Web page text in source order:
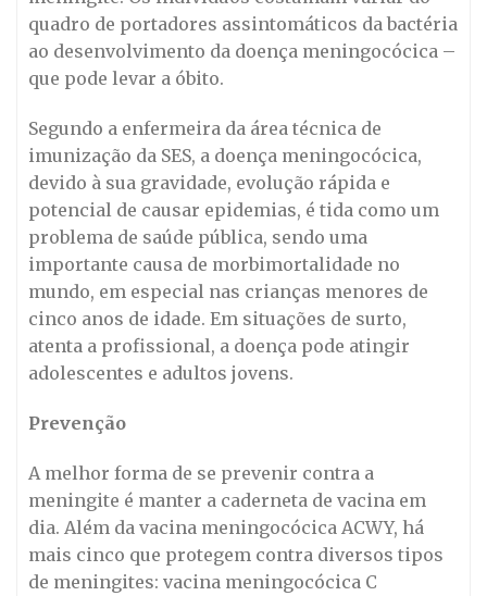
quadro de portadores assintomáticos da bactéria
ao desenvolvimento da doença meningocócica –
que pode levar a óbito.
Segundo a enfermeira da área técnica de
imunização da SES, a doença meningocócica,
devido à sua gravidade, evolução rápida e
potencial de causar epidemias, é tida como um
problema de saúde pública, sendo uma
importante causa de morbimortalidade no
mundo, em especial nas crianças menores de
cinco anos de idade. Em situações de surto,
atenta a profissional, a doença pode atingir
adolescentes e adultos jovens.
Prevenção
A melhor forma de se prevenir contra a
meningite é manter a caderneta de vacina em
dia. Além da vacina meningocócica ACWY, há
mais cinco que protegem contra diversos tipos
de meningites: vacina meningocócica C